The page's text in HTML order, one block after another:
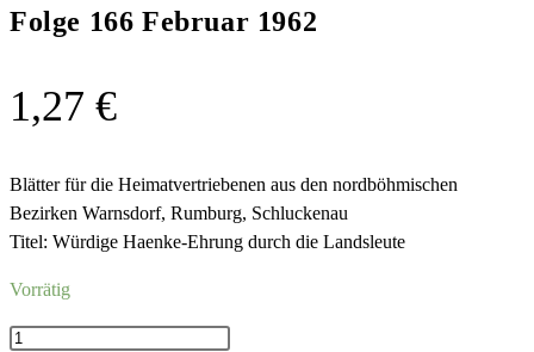
Folge 166 Februar 1962
1,27 €
Blätter für die Heimatvertriebenen aus den nordböhmischen
Bezirken Warnsdorf, Rumburg, Schluckenau
Titel: Würdige Haenke-Ehrung durch die Landsleute
Vorrätig
Folge